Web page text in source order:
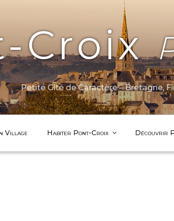
Croix
Petite Cité de Caractère – Bretagne,
Village Habiter Pont-Croix Découvrir